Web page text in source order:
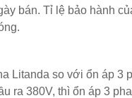
bán. Tỉ lệ bảo hành
Litanda so với ổn áp 3
ra 380V, thì ổn áp 3